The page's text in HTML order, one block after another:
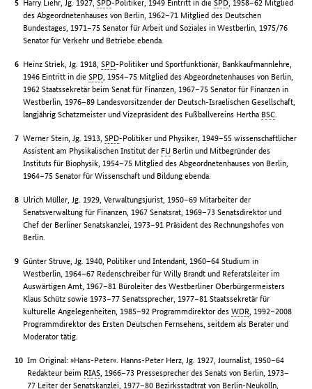
Harry Liehr, Jg. 1927,SPD-Politiker, 1949 Eintritt in dieSPD , 1958–62 Mitglied
des Abgeordnetenhauses von Berlin, 1962–71 Mitglied des Deutschen
Bundestages, 1971–75 Senator für Arbeit und Soziales in Westberlin, 1975/76
Senator für Verkehr und Betriebe ebenda.
Heinz Striek, Jg. 1918,SPD-Politiker und Sportfunktionär, Bankkaufmannlehre,
1946 Eintritt in dieSPD , 1954–75 Mitglied des Abgeordnetenhauses von Berlin,
1962 Staatssekretär beim Senat für Finanzen, 1967–75 Senator für Finanzen in
Westberlin, 1976–89 Landesvorsitzender der Deutsch-Israelischen Gesellschaft,
langjährig Schatzmeister und Vizepräsident des Fußballvereins Hertha BSC
Werner Stein, Jg. 1913,SPD-Politiker und Physiker, 1949–55 wissenschaftlicher
Assistent am Physikalischen Institut der FU Berlin und Mitbegründer des
Instituts für Biophysik, 1954–75 Mitglied des Abgeordnetenhauses von Berlin,
1964–75 Senator für Wissenschaft und Bildung ebenda.
Ulrich Müller, Jg. 1929, Verwaltungsjurist, 1950–69 Mitarbeiter der
Senatsverwaltung für Finanzen, 1967 Senatsrat, 1969–73 Senatsdirektor und
Chef der Berliner Senatskanzlei, 1973–91 Präsident des Rechnungshofes von
Berlin.
Günter Struve, Jg. 1940, Politiker und Intendant, 1960–64 Studium in
Westberlin, 1964–67 Redenschreiber für Willy Brandt und Referatsleiter im
Auswärtigen Amt, 1967–81 Büroleiter des Westberliner Oberbürgermeisters
Klaus Schütz sowie 1973–77 Senatssprecher, 1977–81 Staatssekretär für
kulturelle Angelegenheiten, 1985–92 Programmdirektor desWDR , 1992–2008
Programmdirektor des Ersten Deutschen Fernsehens, seitdem als Berater und
Moderator tätig.
Im Original: »Hans-Peter«. Hanns-Peter Herz, Jg. 1927, Journalist, 1950–64
Redakteur beim RIAS , 1966–73 Pressesprecher des Senats von Berlin, 1973–
77 Leiter der Senatskanzlei, 1977–80 Bezirksstadtrat von Berlin-Neukölln,